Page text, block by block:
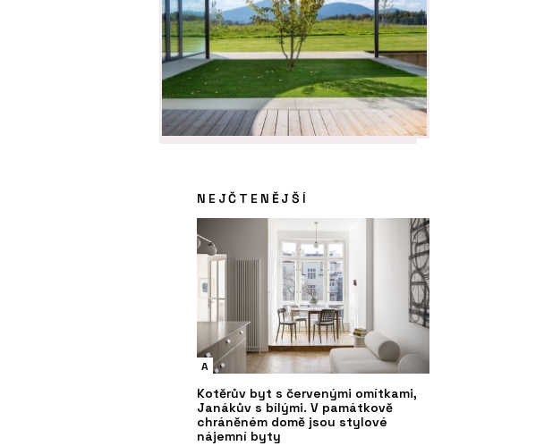
NEJČTENĚJŠÍ
A
Kotěrův byt s červenými omítkami,
Janákův s bílými. V památkově
chráněném domě jsou stylové
nájemní byty